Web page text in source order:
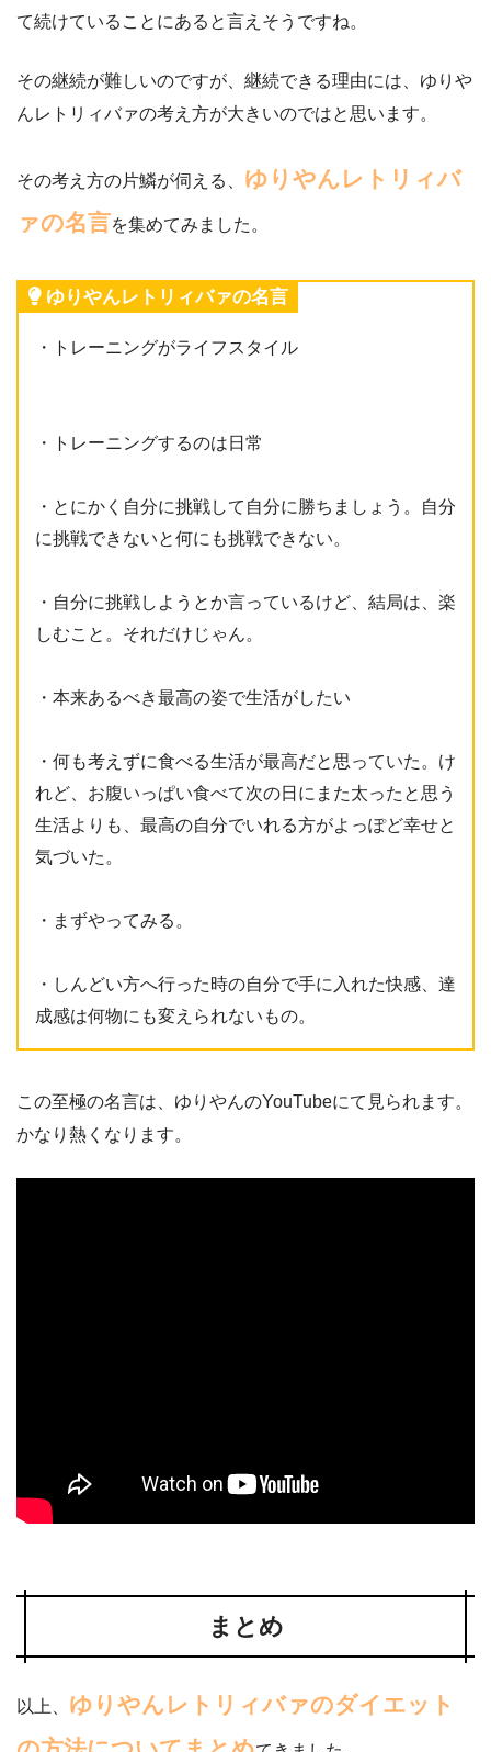
て続けていることにあると言えそうですね。
その継続が難しいのですが、継続できる理由には、ゆりや
んレトリィバァの考え方が大きいのではと思います。
その考え方の片鱗が伺える、 ゆりやんレトリィバ
ァの名言を集めてみました。
ゆりやんレトリィバァの名言
・トレーニングがライフスタイル
・トレーニングするのは日常
・とにかく自分に挑戦して自分に勝ちましょう。自分
に挑戦できないと何にも挑戦できない。
・自分に挑戦しようとか言っているけど、結局は、楽
しむこと。それだけじゃん。
・本来あるべき最高の姿で生活がしたい
・何も考えずに食べる生活が最高だと思っていた。け
れど、お腹いっぱい食べて次の日にまた太ったと思う
生活よりも、最高の自分でいれる方がよっぽど幸せと
気づいた。
・まずやってみる。
・しんどい方へ行った時の自分で手に入れた快感、達
成感は何物にも変えられないもの。
この至極の名言は、ゆりやんのYouTubeにて見られます。
かなり熱くなります。
まとめ
以上、 ゆりやんレトリィバァのダイエット